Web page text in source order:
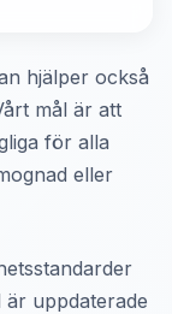
hjälper också
mål är att
för alla
eller
uppdaterade